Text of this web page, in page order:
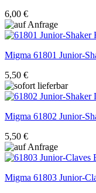
6,00 €
Migma 61801 Junior-
5,50 €
Migma 61802 Junior-
5,50 €
Migma 61803 Junior-